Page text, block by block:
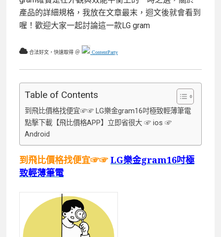
產品的詳細規格，我放在文章最末，迴文後就會看到
喔！歡迎大家一起討論這一款LG gram
合法好文，快速取得 ＠ ContentParty
Table of Contents
到飛比價格找便宜☞☞ LG樂金gram16吋極致輕薄筆電
點擊下載【飛比價格APP】立即省很大 ☞ ios ☞
Android
到飛比價格找便宜☞☞ LG樂金gram16吋極
致輕薄筆電